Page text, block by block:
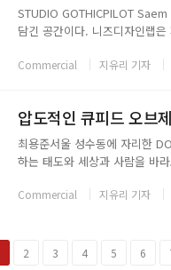
STUDIO GOTHICPILOT
담긴 공간이다. 니즈디자인랩
적인 경험으로 확장되는 공간
Commercial 지유리 기자
압도적인 큐피드 오브
최용준서울 성수동에 자리한
하는 태도와 세상과 사람을 바
이 교차하는 감정과 인식의 흐
Commercial 지유리 기자
2 3 4 5 6